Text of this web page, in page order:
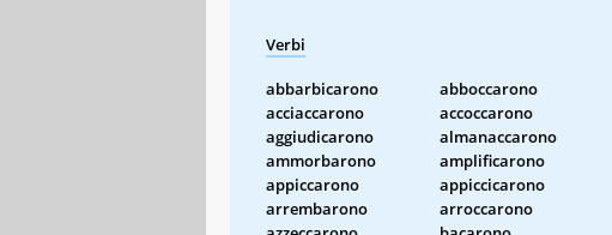
Verbi
abbarbicarono abboccarono
acciaccarono
accoccarono
aggiudicarono
almanaccarono
ammorbarono
amplificarono
appiccarono
appiccicarono
arrembarono
arroccarono